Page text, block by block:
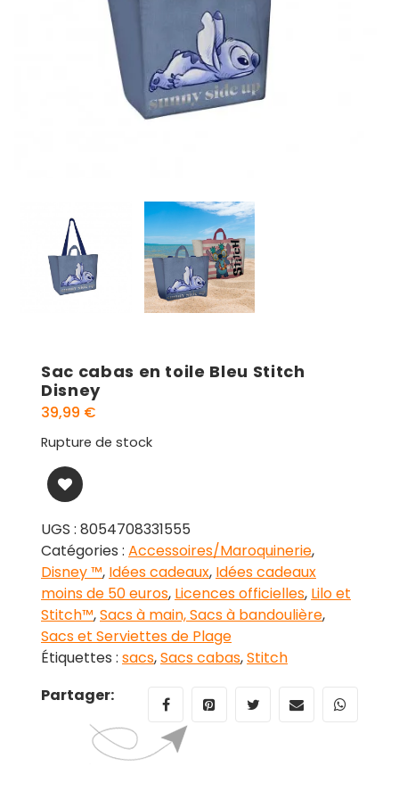
Sac cabas en toile Bleu Stitch
Disney
39,99 €
Rupture de stock
UGS : 8054708331555
Catégories : Accessoires/Maroquinerie,
Disney ™, Idées cadeaux, Idées cadeaux
moins de 50 euros, Licences officielles, Lilo et
Stitch™,Sacs à main, Sacs à bandoulière,
Sacs et Serviettes de Plage
Étiquettes : sacs,Sacs cabas,Stitch
Partager: